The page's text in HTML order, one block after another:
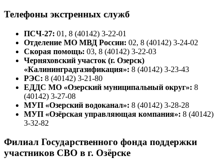
Телефоны экстренных служб
ПСЧ-27: 01, 8 (40142) 3-22-01
Отделение МО МВД России: 02, 8 (40142) 3-24-02
Скорая помощь: 03, 8 (40142) 3-22-03
Черняховский участок (г. Озерск)
«Калининградгазификация»: 8 (40142) 3-23-43
РЭС: 8 (40142) 3-21-80
ЕДДС МО «Озерский муниципальный округ»: 8
(40142) 3-27-08
МУП «Озерский водоканал»: 8 (40142) 3-28-28
МУП «Озёрская управляющая компания»: 8 (40142)
3-32-82
Филиал Государственного фонда поддержки
участников СВО в г. Озёрске